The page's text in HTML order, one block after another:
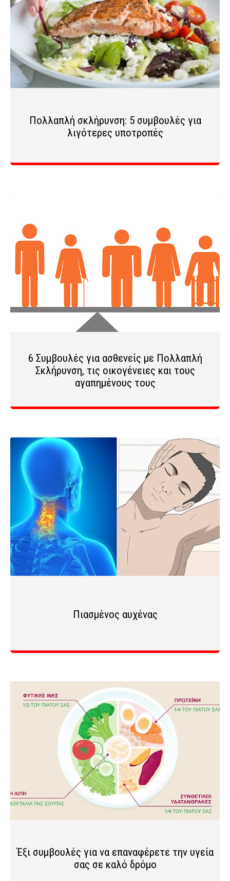
Πολλαπλή σκλήρυνση: 5 συμβουλές για
λιγότερες υποτροπές
6 Συμβουλές για ασθενείς με Πολλαπλή
Σκλήρυνση, τις οικογένειες και τους
αγαπημένους τους
Πιασμένος αυχένας
Έξι συμβουλές για να επαναφέρετε την υγεία
σας σε καλό δρόμο